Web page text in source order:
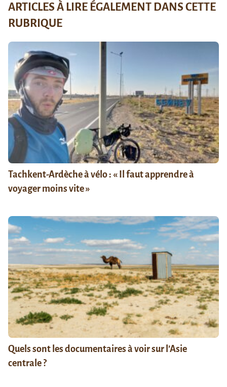
ARTICLES À LIRE ÉGALEMENT DANS CETTE
RUBRIQUE
Tachkent-Ardèche à vélo : « Il faut apprendre à
voyager moins vite »
Quels sont les documentaires à voir sur l’Asie
centrale ?